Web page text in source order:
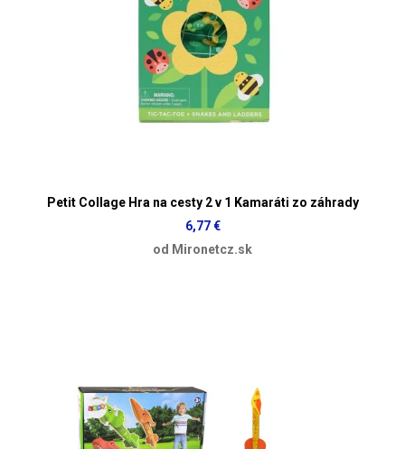
Petit Collage Hra na cesty 2 v 1 Kamaráti zo záhrady
6,77 €
od Mironetcz.sk